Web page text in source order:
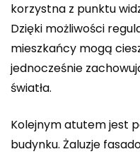
korzystna z punktu
Dzięki możliwości
mieszkańcy mogą
jednocześnie
światła.
Kolejnym atutem jest
budynku. Żaluzje